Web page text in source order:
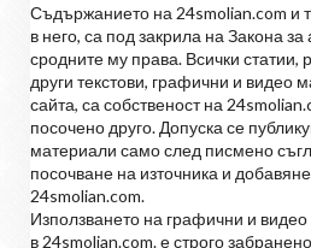
Съдържанието на 24smolian.com и
в него, са под закрила на Закона за
сродните му права. Всички статии,
други текстови, графични и видео
сайта, са собственост на
посочено друго. Допуска се
материали само след писмено
посочване на източника и
24smolian.com.
Използването на графични и
в 24smolian.com. е строго